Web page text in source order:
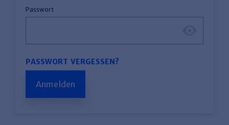
Passwort
PASSWORT VERGESSEN?
Anmelden